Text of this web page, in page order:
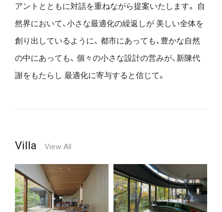
アントとともに対話を重ねながら提案いたします。
自
然界において、小さな最適化の繰返しが 美しい全体を
創り出しているように、 都市にあっても、豊かな自然
の中にあっても、 個々の小さな設計の営みが、新陳代
謝をもたらし 最適化に寄与すると信じて。
Villa View All